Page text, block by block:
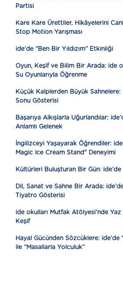
Partisi
Kare Kare Ürettiler, Hikâyelerini
Stop Motion Yarışması
ide’de “Ben Bir Yıldızım” Etkinliği
Oyun, Keşif ve Bilim Bir Arada: ide
Su Oyunlarıyla Öğrenme
Küçük Kalplerden Büyük Sahnelere:
Sonu Gösterisi
Başarıya Alkışlarla Uğurlandılar:
Anlamlı Gelenek
İngilizceyi Yaşayarak Öğrendiler: ide
Magic Ice Cream Stand" Deneyimi
Kültürleri Buluşturan Bir Gün: ide’de
Dil, Sanat ve Sahne Bir Arada:
Tiyatro Gösterisi
ide okulları Mutfak Atölyesi’nde
Keşif
Hayal Gücünden Sözcüklere: ide’de
ile “Masallarla Yolculuk”